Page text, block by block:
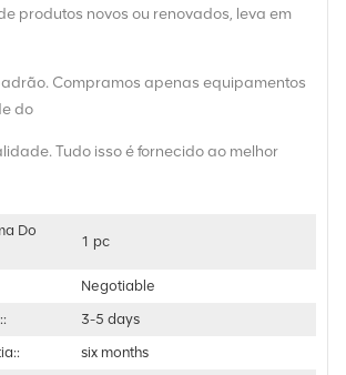
produtos novos ou renovados, leva em
Compramos apenas equipamentos
do
Tudo isso é fornecido ao melhor
Do
1 pc
Negotiable
3-5 days
six months